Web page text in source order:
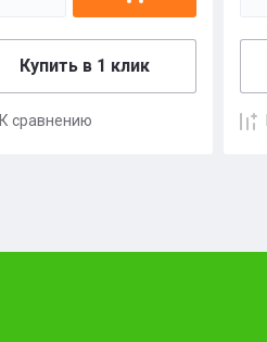
Купить в 1 клик
К сравнению